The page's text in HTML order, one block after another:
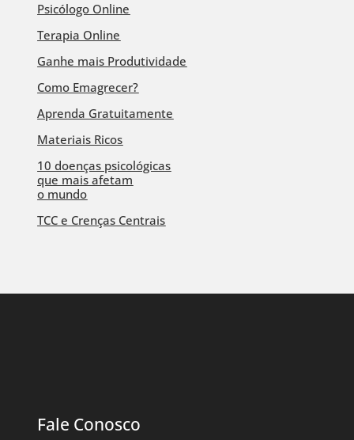
Psicólogo Online
Terapia Online
Ganhe mais Produtividade
Como Emagrecer?
Aprenda Gratuitamente
Materiais Ricos
10 doenças psicológicas
que mais afetam
o mundo
TCC e Crenças Centrais
Fale Conosco